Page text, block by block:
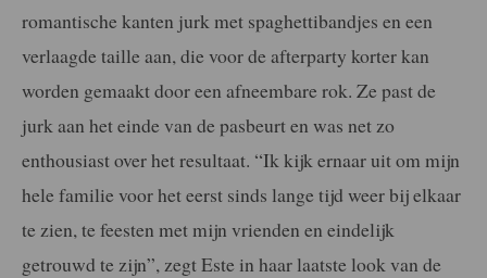
romantische kanten jurk met spaghettibandjes en een
verlaagde taille aan, die voor de afterparty korter kan
worden gemaakt door een afneembare rok. Ze past de
jurk aan het einde van de pasbeurt en was net zo
enthousiast over het resultaat. “Ik kijk ernaar uit om mijn
hele familie voor het eerst sinds lange tijd weer bij elkaar
te zien, te feesten met mijn vrienden en eindelijk
getrouwd te zijn”, zegt Este in haar laatste look van de